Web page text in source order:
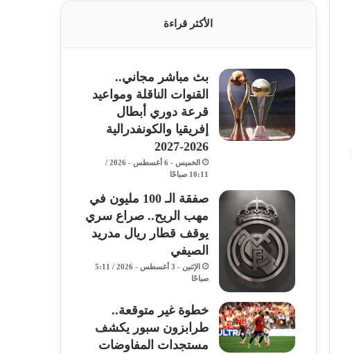
الأكثر قراءة
بث مباشر مجاني..
القنوات الناقلة ومواعيد
قرعة دوري أبطال
إفريقيا والكونفدرالية
2026-2027
الخميس - 6 أغسطس - 2026 /
10:11 صباحًا
صفقة الـ 100 مليون في
مهب الريح.. صراع سري
يوقف قطار ريال مدريد
الصيفي
الإثنين - 3 أغسطس - 2026 / 5:11
صباحًا
خطوة غير متوقعة..
طرابزون سبور يكشف
مستجدات المفاوضات